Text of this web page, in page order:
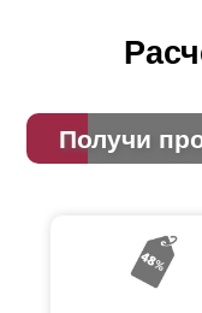
Получи